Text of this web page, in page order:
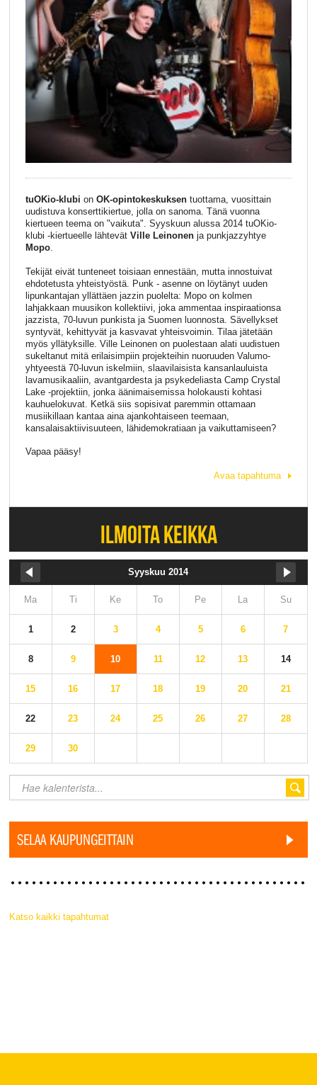
tuOKio-klubi on OK-opintokeskuksentuottama, vuosittain
uudistuva konserttikiertue, jolla on sanoma. Tänä vuonna
kiertueen teema on "vaikuta". Syyskuun alussa 2014 tuOKio-
klubi -kiertueelle lähtevät Ville Leinonenja punkjazzyhtye
Mopo.
Tekijät eivät tunteneet toisiaan ennestään, mutta innostuivat
ehdotetusta yhteistyöstä. Punk - asenne on löytänyt uuden
lipunkantajan yllättäen jazzin puolelta: Mopo on kolmen
lahjakkaan muusikon kollektiivi, joka ammentaa inspiraationsa
jazzista, 70-luvun punkista ja Suomen luonnosta. Sävellykset
syntyvät, kehittyvät ja kasvavat yhteisvoimin. Tilaa jätetään
myös yllätyksille. Ville Leinonen on puolestaan alati uudistuen
sukeltanut mitä erilaisimpiin projekteihin nuoruuden Valumo-
yhtyeestä 70-luvun iskelmiin, slaavilaisista kansanlauluista
lavamusikaaliin, avantgardesta ja psykedeliasta Camp Crystal
Lake -projektiin, jonka äänimaisemissa holokausti kohtasi
kauhuelokuvat. Ketkä siis sopisivat paremmin ottamaan
musiikillaan kantaa aina ajankohtaiseen teemaan,
kansalaisaktiivisuuteen, lähidemokratiaan ja vaikuttamiseen?
Vapaa pääsy!
Avaa tapahtuma
ILMOITA KEIKKA
Syyskuu 2014
Ma Ti Ke To Pe La Su
1 2 3 4 5 6 7
8 9 10 11 12 13 14
15 16 17 18 19 20 21
22 23 24 25 26 27 28
29 30
SELAA KAUPUNGEITTAIN
Katso kaikki tapahtumat